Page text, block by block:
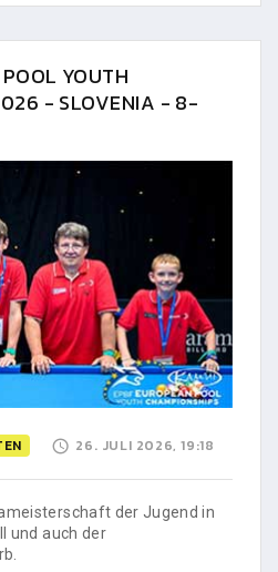
YOUTH
- SLOVENIA - 8-
26. JULI 2026, 19:18
der Jugend in
und auch der